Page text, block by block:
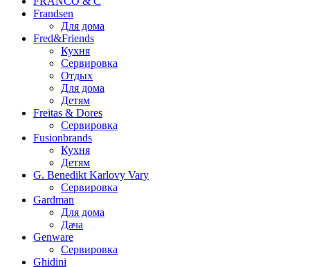
Frandsen
Для дома
Fred&Friends
Кухня
Сервировка
Отдых
Для дома
Детям
Freitas & Dores
Сервировка
Fusionbrands
Кухня
Детям
G. Benedikt Karlovy Vary
Сервировка
Gardman
Для дома
Дача
Genware
Сервировка
Ghidini